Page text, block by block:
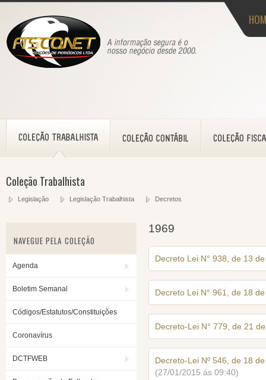
Coleção Trabalhista
Legislação Legislação Trabalhista Decretos
NAVEGUE PELA COLEÇÃO
Agenda
Boletim Semanal
Códigos/Estatutos/Constituições
Coronavírus
DCTFWEB
1969
Decreto Lei N° 938, de 13
Decreto Lei N° 961, de 18
Decreto-Lei N° 779, de 21
Decreto-Lei Nº 546, de 18
(27/01/2015 ás 09:40)